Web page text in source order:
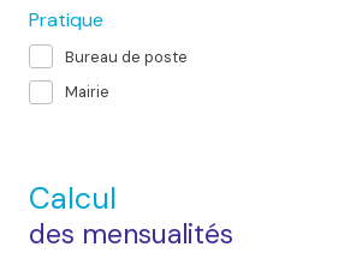
Pratique
Bureau de poste
Mairie
Calcul
des mensualités